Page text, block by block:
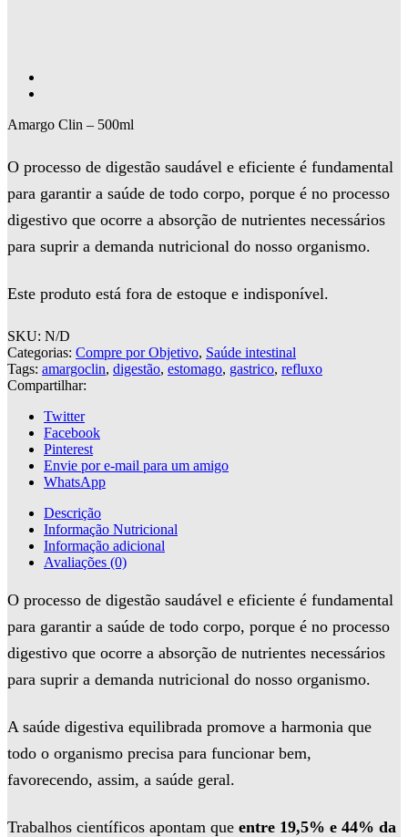
Amargo Clin – 500ml
O processo de digestão saudável e eficiente é fundamental
para garantir a saúde de todo corpo, porque é no processo
digestivo que ocorre a absorção de nutrientes necessários
para suprir a demanda nutricional do nosso organismo.
Este produto está fora de estoque e indisponível.
SKU: N/D
Categorias: Compre por Objetivo, Saúde intestinal
Tags: amargoclin, digestão, estomago, gastrico, refluxo
Compartilhar:
Twitter
Facebook
Pinterest
Envie por e-mail para um amigo
WhatsApp
Descrição
Informação Nutricional
Informação adicional
Avaliações (0)
O processo de digestão saudável e eficiente é fundamental
para garantir a saúde de todo corpo, porque é no processo
digestivo que ocorre a absorção de nutrientes necessários
para suprir a demanda nutricional do nosso organismo.
A saúde digestiva equilibrada promove a harmonia que
todo o organismo precisa para funcionar bem,
favorecendo, assim, a saúde geral.
Trabalhos científicos apontam que entre 19,5% e 44% da